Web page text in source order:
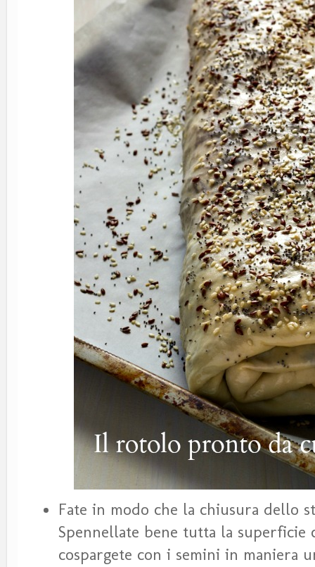
Fate in modo che la chiusura dello
Spennellate bene tutta la superficie
cospargete con i semini in maniera